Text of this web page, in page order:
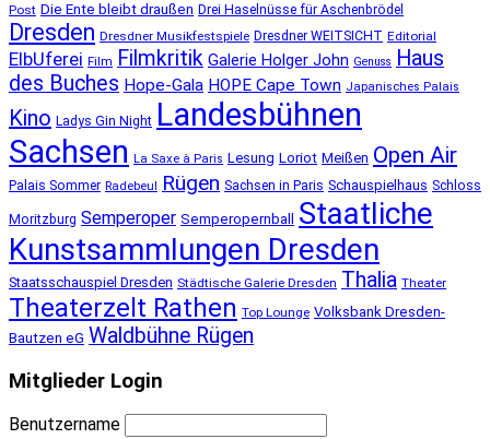
Post Die Ente bleibt draußen Drei Haselnüsse für Aschenbrödel
Dresden Dresdner Musikfestspiele Dresdner WEITSICHT Editorial
ElbUferei Film Filmkritik Galerie Holger John Genuss
Haus
des Buches Hope-Gala HOPE Cape Town Japanisches Palais
Kino Ladys Gin Night Landesbühnen
Sachsen
La Saxe à Paris Lesung Loriot Meißen Open Air
Palais Sommer Radebeul Rügen Sachsen in Paris Schauspielhaus Schloss
Moritzburg Semperoper Semperopernball
Staatliche
Kunstsammlungen Dresden
Staatsschauspiel Dresden Städtische Galerie Dresden Thalia Theater
Theaterzelt Rathen Top Lounge Volksbank Dresden-
Bautzen eG Waldbühne Rügen
Mitglieder Login
Benutzername